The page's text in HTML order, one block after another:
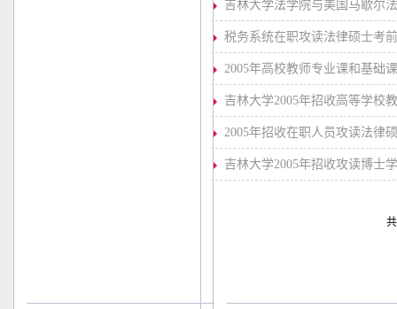
吉林大学法学院与美国马歇尔
税务系统在职攻读法律硕士考
2005年高校教师专业课和基础
吉林大学2005年招收高等学校
2005年招收在职人员攻读法律
吉林大学2005年招收攻读博士